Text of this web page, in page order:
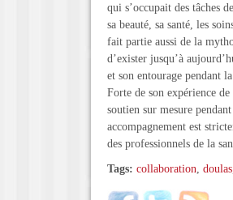
qui s’occupait des tâches
sa beauté, sa santé, les
fait partie aussi de la
d’exister jusqu’à
et son entourage pendant
Forte de son expérience
soutien sur mesure
accompagnement est
des professionnels de la
Tags: collaboration doulas